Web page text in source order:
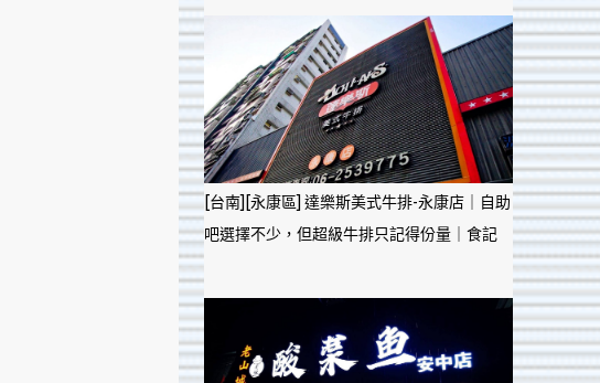
[台南][永康區] 達樂斯美式牛排-永康店｜自助
吧選擇不少，但超級牛排只記得份量｜食記